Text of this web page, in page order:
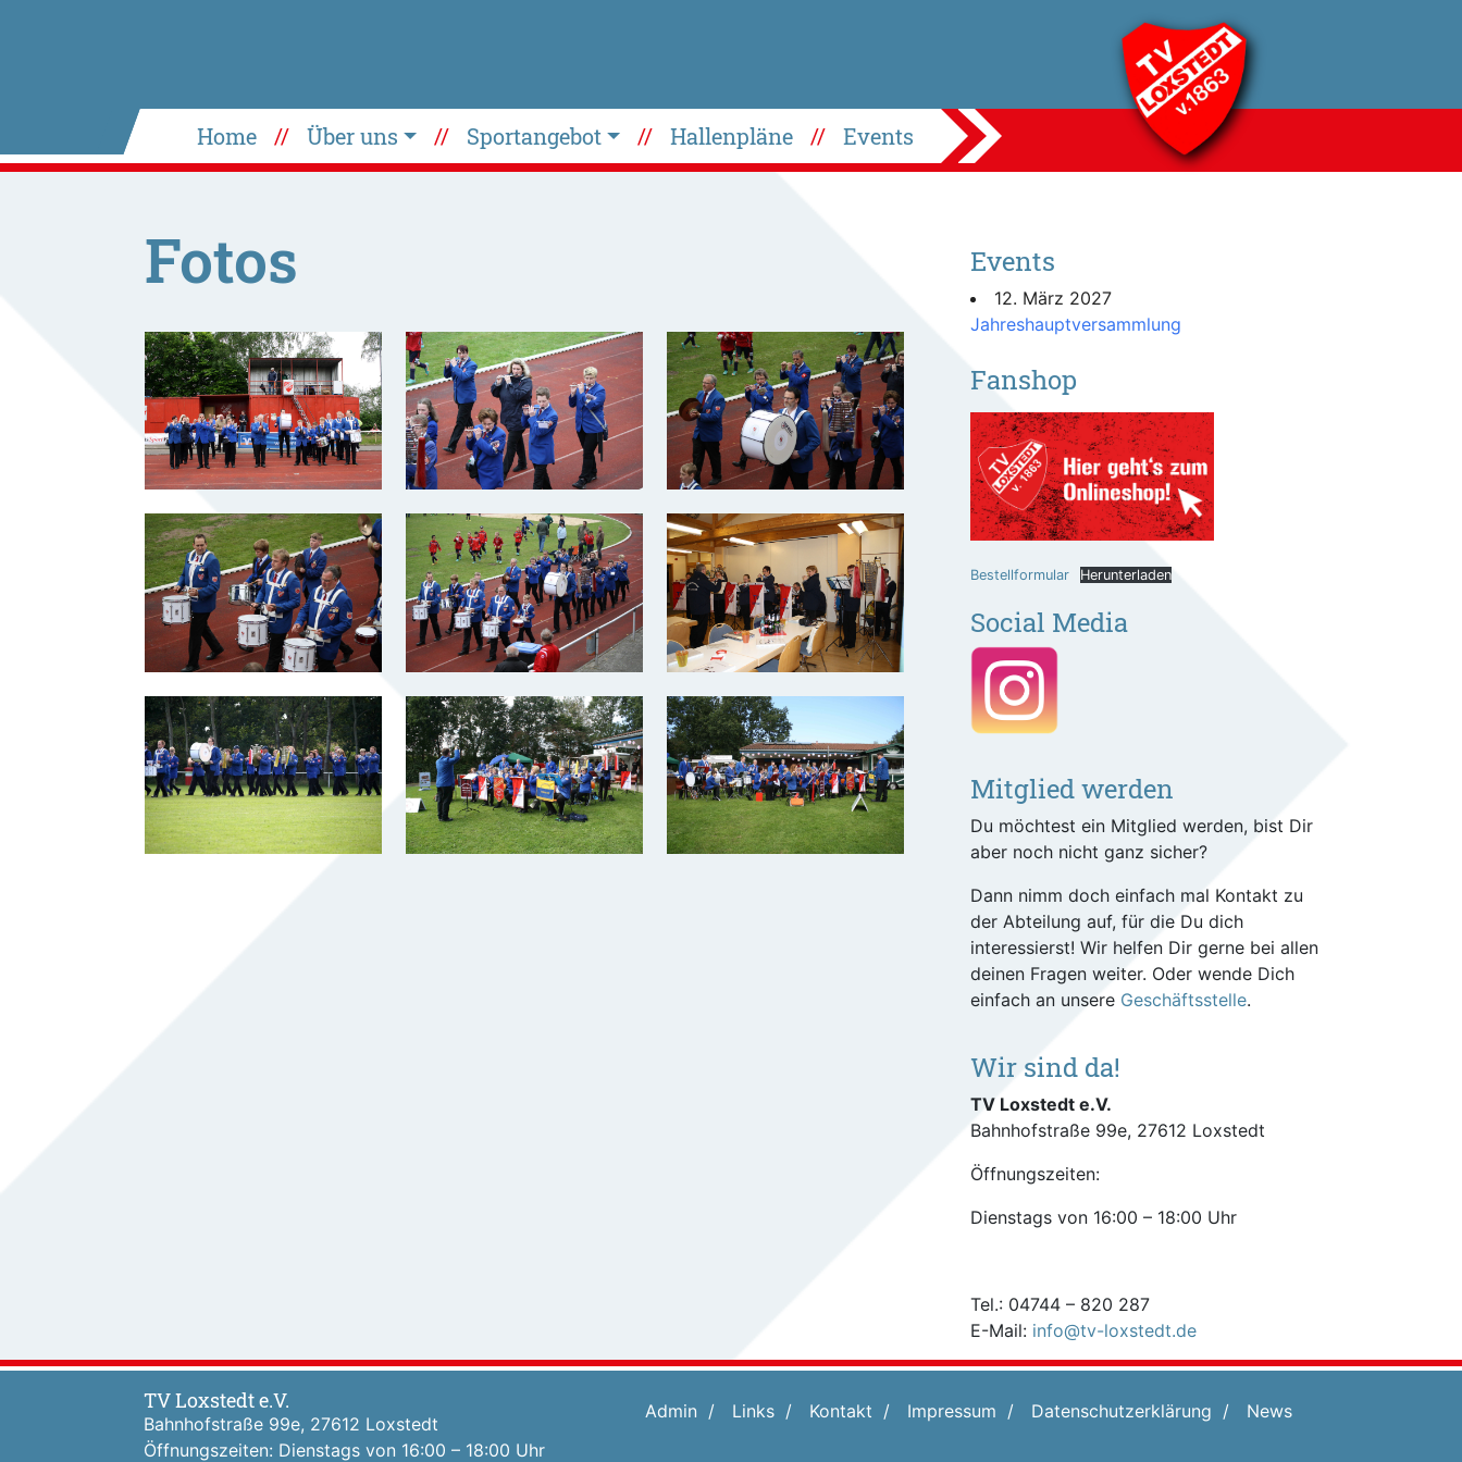
Home Über uns Sportangebot Hallenpläne Events
Fotos Events
12. März 2027
Jahreshauptversammlung
Fanshop
Bestellformular Herunterladen
Social Media
Mitglied werden
Du möchtest ein Mitglied werden, bist Dir
aber noch nicht ganz sicher?
Dann nimm doch einfach mal Kontakt zu
der Abteilung auf, für die Du dich
interessierst! Wir helfen Dir gerne bei allen
deinen Fragen weiter. Oder wende Dich
einfach an unsere Geschäftsstelle.
Wir sind da!
TV Loxstedt e.V.
Bahnhofstraße 99e, 27612 Loxstedt
Öffnungszeiten:
Dienstags von 16:00 – 18:00 Uhr
Tel.: 04744 – 820 287
E-Mail: info@tv-loxstedt.de
TV Loxstedt e.V.
Bahnhofstraße 99e, 27612 Loxstedt
Öffnungszeiten: Dienstags von 16:00 – 18:00 Uhr
Admin Links Kontakt Impressum Datenschutz­erklärung News